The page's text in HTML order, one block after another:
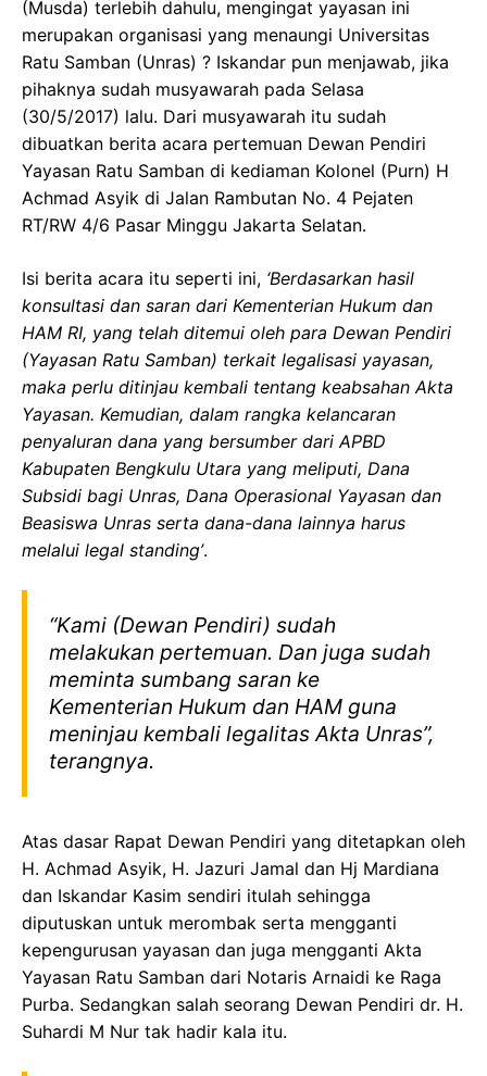
(Musda) terlebih dahulu, mengingat yayasan ini
merupakan organisasi yang menaungi Universitas
Ratu Samban (Unras) ? Iskandar pun menjawab, jika
pihaknya sudah musyawarah pada Selasa
(30/5/2017) lalu. Dari musyawarah itu sudah
dibuatkan berita acara pertemuan Dewan Pendiri
Yayasan Ratu Samban di kediaman Kolonel (Purn) H
Achmad Asyik di Jalan Rambutan No. 4 Pejaten
RT/RW 4/6 Pasar Minggu Jakarta Selatan.
Isi berita acara itu seperti ini, ‘Berdasarkan hasil
konsultasi dan saran dari Kementerian Hukum dan
HAM RI, yang telah ditemui oleh para Dewan Pendiri
(Yayasan Ratu Samban) terkait legalisasi yayasan,
maka perlu ditinjau kembali tentang keabsahan Akta
Yayasan. Kemudian, dalam rangka kelancaran
penyaluran dana yang bersumber dari APBD
Kabupaten Bengkulu Utara yang meliputi, Dana
Subsidi bagi Unras, Dana Operasional Yayasan dan
Beasiswa Unras serta dana-dana lainnya harus
melalui legal standing’.
“Kami (Dewan Pendiri) sudah
melakukan pertemuan. Dan juga sudah
meminta sumbang saran ke
Kementerian Hukum dan HAM guna
meninjau kembali legalitas Akta Unras”,
terangnya.
Atas dasar Rapat Dewan Pendiri yang ditetapkan oleh
H. Achmad Asyik, H. Jazuri Jamal dan Hj Mardiana
dan Iskandar Kasim sendiri itulah sehingga
diputuskan untuk merombak serta mengganti
kepengurusan yayasan dan juga mengganti Akta
Yayasan Ratu Samban dari Notaris Arnaidi ke Raga
Purba. Sedangkan salah seorang Dewan Pendiri dr. H.
Suhardi M Nur tak hadir kala itu.